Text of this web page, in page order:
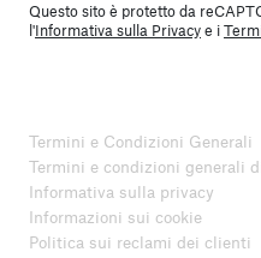
Questo sito è protetto da
l'Informativa sulla Privacye i
Termini e Condizioni Generali
Termini e condizioni generali
Informativa sulla privacy
Informazioni sui cookie
Politica sui reclami dei clienti